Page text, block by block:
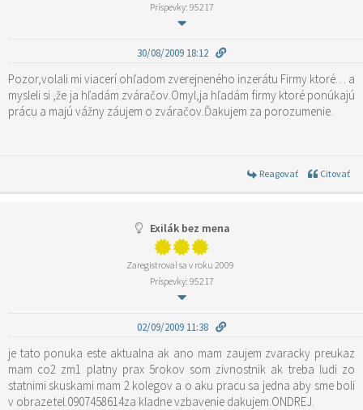
Príspevky: 95217
30/08/2009 18:12
Pozor,volali mi viacerí ohľadom zverejneného inzerátu Firmy ktoré… a
mysleli si ,že ja hľadám zváračov.Omyl,ja hľadám firmy ktoré ponúkajú
prácu a majú vážny záujem o zváračov.Ďakujem za porozumenie.
Reagovať Citovať
Exilák bez mena
Zaregistroval sa v roku 2009
Príspevky: 95217
02/09/2009 11:38
je tato ponuka este aktualna ak ano mam zaujem zvaracky preukaz
mam co2 zm1 platny prax 5rokov som zivnostnik ak treba ludi zo
statnimi skuskami mam 2 kolegov a o aku pracu sa jedna aby sme boli
v obraze.tel.0907458614za kladne vzbavenie dakujem.ONDREJ.